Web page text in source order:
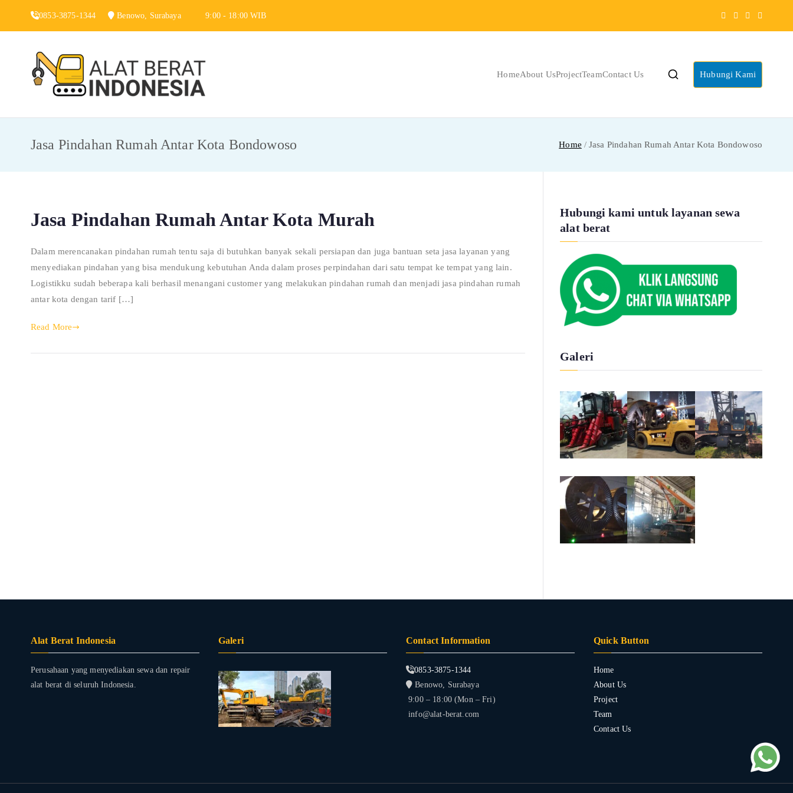
0853-3875-1344 Benowo, Surabaya 9:00 - 18:00 WIB
HomeAbout UsProjectTeamContact Us Hubungi Kami
Jasa Pindahan Rumah Antar Kota Bondowoso Home Jasa Pindahan Rumah Antar Kota Bondowoso
Jasa Pindahan Rumah Antar Kota Murah
Dalam merencanakan pindahan rumah tentu saja di butuhkan banyak sekali persiapan dan juga bantuan seta jasa layanan yang
menyediakan pindahan yang bisa mendukung kebutuhan Anda dalam proses perpindahan dari satu tempat ke tempat yang lain.
Logistikku sudah beberapa kali berhasil menangani customer yang melakukan pindahan rumah dan menjadi jasa pindahan rumah
antar kota dengan tarif […]
Read More
Hubungi kami untuk layanan sewa
alat berat
Galeri
Alat Berat Indonesia
Perusahaan yang menyediakan sewa dan repair
alat berat di seluruh Indonesia.
Galeri Contact Information
0853-3875-1344
Benowo, Surabaya
9:00 – 18:00 (Mon – Fri)
info@alat-berat.com
Quick Button
Home
About Us
Project
Team
Contact Us